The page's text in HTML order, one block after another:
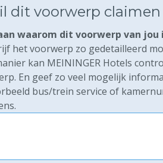
dit voorwerp claimen
waarom dit voorwerp van jou
het voorwerp zo gedetailleerd
kan MEININGER Hotels
En geef zo veel mogelijk
bus/trein service of